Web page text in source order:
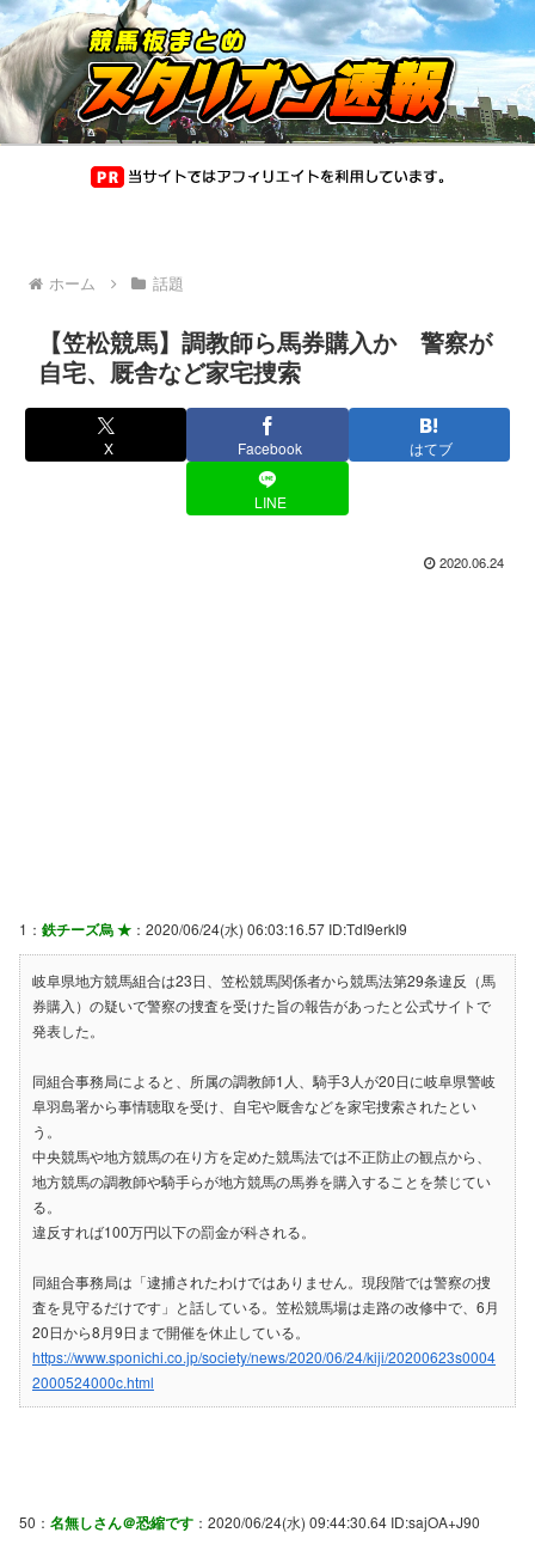
ホーム 話題
【笠松競馬】調教師ら馬券購入か 警察が
自宅、厩舎など家宅捜索
X Facebook はてブ
LINE
2020.06.24
1： 鉄チーズ烏 ★ ：2020/06/24(水) 06:03:16.57 ID:TdI9erkI9
岐阜県地方競馬組合は23日、笠松競馬関係者から競馬法第29条違反（馬
券購入）の疑いで警察の捜査を受けた旨の報告があったと公式サイトで
発表した。
同組合事務局によると、所属の調教師1人、騎手3人が20日に岐阜県警岐
阜羽島署から事情聴取を受け、自宅や厩舎などを家宅捜索されたとい
う。
中央競馬や地方競馬の在り方を定めた競馬法では不正防止の観点から、
地方競馬の調教師や騎手らが地方競馬の馬券を購入することを禁じてい
る。
違反すれば100万円以下の罰金が科される。
同組合事務局は「逮捕されたわけではありません。現段階では警察の捜
査を見守るだけです」と話している。笠松競馬場は走路の改修中で、6月
20日から8月9日まで開催を休止している。
https://www.sponichi.co.jp/society/news/2020/06/24/kiji/20200623s0004
2000524000c.html
50： 名無しさん＠恐縮です ：2020/06/24(水) 09:44:30.64 ID:sajOA+J90